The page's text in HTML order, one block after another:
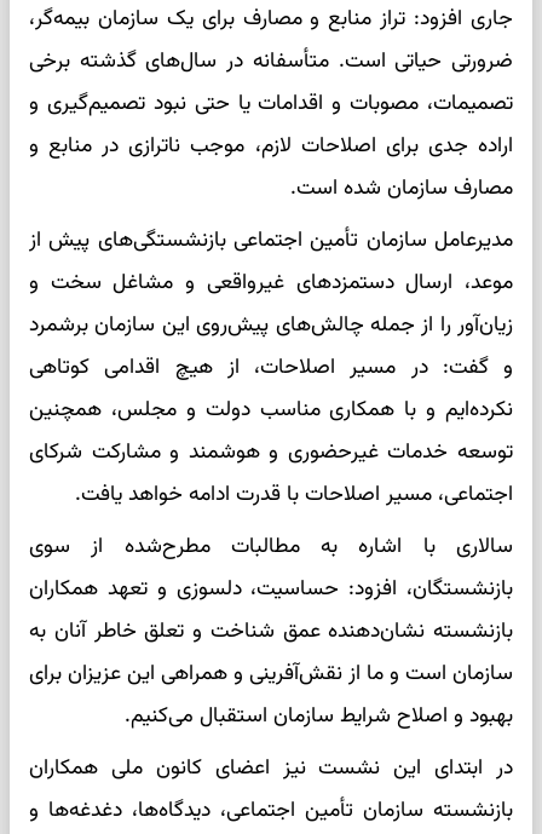
جاری افزود: تراز منابع و مصارف برای یک سازمان بیمه‌گر،
ضرورتی حیاتی است. متأسفانه در سال‌های گذشته برخی
تصمیمات، مصوبات و اقدامات یا حتی نبود تصمیم‌گیری و
اراده جدی برای اصلاحات لازم، موجب ناترازی در منابع و
مصارف سازمان شده است.
مدیرعامل سازمان تأمین اجتماعی بازنشستگی‌های پیش از
موعد، ارسال دستمزد‌های غیرواقعی و مشاغل سخت و
زیان‌آور را از جمله چالش‌های پیش‌روی این سازمان برشمرد
و گفت: در مسیر اصلاحات، از هیچ اقدامی کوتاهی
نکرده‌ایم و با همکاری مناسب دولت و مجلس، همچنین
توسعه خدمات غیرحضوری و هوشمند و مشارکت شرکای
اجتماعی، مسیر اصلاحات با قدرت ادامه خواهد یافت.
سالاری با اشاره به مطالبات مطرح‌شده از سوی
بازنشستگان، افزود: حساسیت، دلسوزی و تعهد همکاران
بازنشسته نشان‌دهنده عمق شناخت و تعلق خاطر آنان به
سازمان است و ما از نقش‌آفرینی و همراهی این عزیزان برای
بهبود و اصلاح شرایط سازمان استقبال می‌کنیم.
در ابتدای این نشست نیز اعضای کانون ملی همکاران
بازنشسته سازمان تأمین اجتماعی، دیدگاه‌ها، دغدغه‌ها و